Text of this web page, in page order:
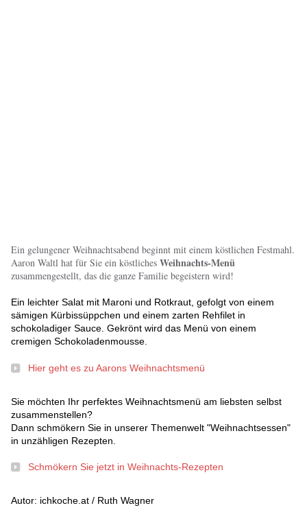
Ein gelungener Weihnachtsabend beginnt mit einem köstlichen Festmahl.
Aaron Waltl hat für Sie ein köstliches Weihnachts-Menü
zusammengestellt, das die ganze Familie begeistern wird!
Ein leichter Salat mit Maroni und Rotkraut, gefolgt von einem
sämigen Kürbissüppchen und einem zarten Rehfilet in
schokoladiger Sauce. Gekrönt wird das Menü von einem
cremigen Schokoladenmousse.
Hier geht es zu Aarons Weihnachtsmenü
Sie möchten Ihr perfektes Weihnachtsmenü am liebsten selbst
zusammenstellen?
Dann schmökern Sie in unserer Themenwelt "Weihnachtsessen"
in unzähligen Rezepten.
Schmökern Sie jetzt in Weihnachts-Rezepten
Autor: ichkoche.at / Ruth Wagner